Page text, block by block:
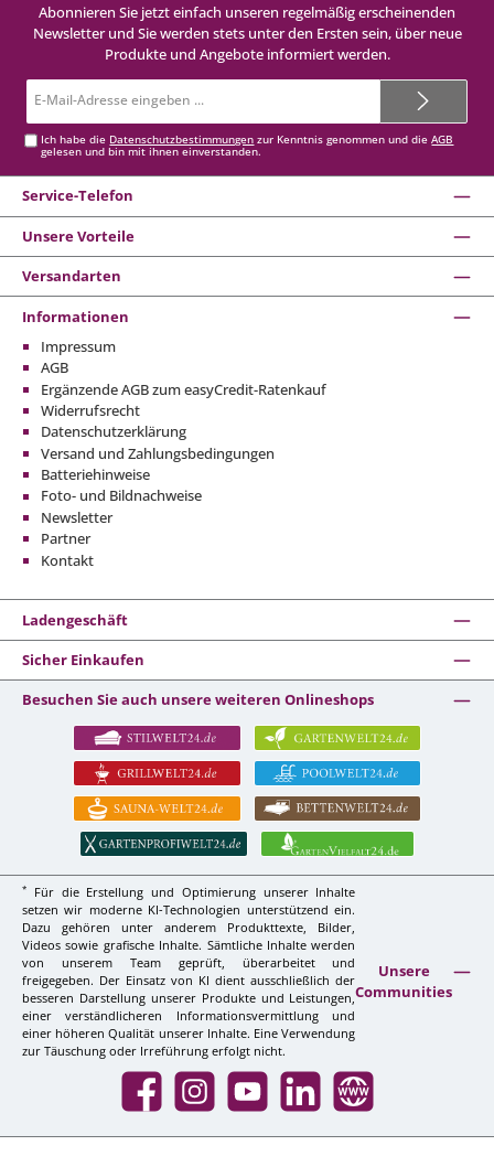
Abonnieren Sie jetzt einfach unseren regelmäßig erscheinenden
Newsletter und Sie werden stets unter den Ersten sein, über neue
Produkte und Angebote informiert werden.
Mail-
Ich habe die Datenschutzbestimmungen zur Kenntnis genommen und dieAGB
gelesen und bin mit ihnen einverstanden.
Service-Telefon
Unsere Vorteile
Versandarten
Informationen
Impressum
AGB
Ergänzende AGB zum easyCredit-Ratenkauf
Widerrufsrecht
Datenschutzerklärung
Versand und Zahlungsbedingungen
Batteriehinweise
Foto- und Bildnachweise
Newsletter
Partner
Kontakt
Ladengeschäft
Sicher Einkaufen
Besuchen Sie auch unsere weiteren Onlineshops
*
Für die Erstellung und Optimierung unserer Inhalte
setzen wir moderne KI-Technologien unterstützend ein.
Dazu gehören unter anderem Produkttexte, Bilder,
Videos sowie grafische Inhalte. Sämtliche Inhalte werden
von unserem Team geprüft, überarbeitet und
freigegeben. Der Einsatz von KI dient ausschließlich der
besseren Darstellung unserer Produkte und Leistungen,
einer verständlicheren Informationsvermittlung und
einer höheren Qualität unserer Inhalte. Eine Verwendung
zur Täuschung oder Irreführung erfolgt nicht.
Unsere
Communities
Facebook InstagramYouTube LinkedIn Website